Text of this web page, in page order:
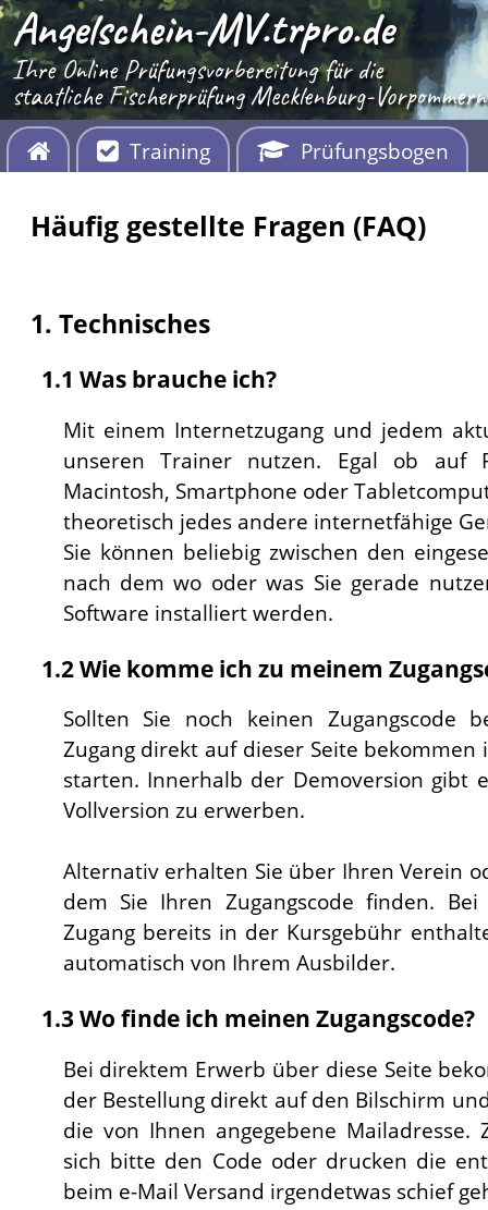
Angelschein-MV.trpro.de
Ihre Online Prüfungsvorbereitung für die
staatliche Fischerprüfung Mecklenburg-Vorpommern
Training Prüfungsbogen
Häufig gestellte Fragen (FAQ)
1. Technisches
1.1 Was brauche ich?
Mit einem Internetzugang und jedem
unseren Trainer nutzen. Egal ob auf
Macintosh, Smartphone oder
theoretisch jedes andere internetfähige
Sie können beliebig zwischen den
nach dem wo oder was Sie gerade
Software installiert werden.
1.2 Wie komme ich zu meinem
Sollten Sie noch keinen Zugangscode
Zugang direkt auf dieser Seite bekommen
starten. Innerhalb der Demoversion gibt
Vollversion zu erwerben.
Alternativ erhalten Sie über Ihren Verein
dem Sie Ihren Zugangscode finden.
Zugang bereits in der Kursgebühr
automatisch von Ihrem Ausbilder.
1.3 Wo finde ich meinen Zugangscode?
Bei direktem Erwerb über diese Seite
der Bestellung direkt auf den Bilschirm
die von Ihnen angegebene Mailadresse.
sich bitte den Code oder drucken die
beim e-Mail Versand irgendetwas schief